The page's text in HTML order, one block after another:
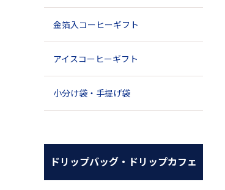
金箔入コーヒーギフト
アイスコーヒーギフト
小分け袋・手提げ袋
ドリップバッグ・ドリップカフェ